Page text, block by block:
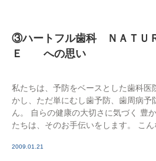
③ハートフル歯科 ＮＡＴＵ
Ｅ への思い
私たちは、予防をベースとした歯科医
かし、ただ単にむし歯予防、歯周病予
ん。 自らの健康の大切さに気づく 豊
たちは、そのお手伝いをします。 こ
2009.01.21